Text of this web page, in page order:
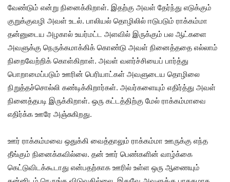
வேண்டும் என்று நினைக்கிறாள். இதற்கு அவள் தேர்ந்து எடுக்கும்
குறுக்குவழி அவள் உடல். பாலியல் தொழிலில் ஈடுபடும் ராக்கம்மா
தன்னுடைய அழகால் உயர்மட்ட அளவில் இருக்கும் பல ஆட்களை
அவளுக்கு நெருக்கமாக்கிக் கொண்டு அவள் நினைத்ததை எல்லாம்
நிறைவேற்றிக் கொள்கிறாள். அவள் வளர்ச்சியைப் பார்த்து
பொறாமைப்படும் ஊரின் பெரியாட்கள் அவளுடைய தொழிலை
நிறுத்தச்சொல்லி கண்டிக்கிறார்கள். அவர்களையும் எதிர்த்து அவள்
நினைத்தபடி இருக்கிறாள். ஒரு கட்டத்திற்கு மேல் ராக்கம்மாவை
எதிர்க்க ஊரே அஞ்சுகிறது.
ஊர் ராக்கம்மவை ஒதுக்கி வைத்தாலும் ராக்கம்மா ஊருக்கு எந்த
தீங்கும் நினைக்கவில்லை. தன் ஊர் பெண்களின் வாழ்க்கை
கெட்டுவிடக்கூடாது என்பதற்காக ஊரில் உள்ள ஒரு ஆணையும்